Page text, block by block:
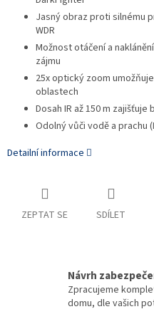
Jasný obraz proti silnému
WDR
Možnost otáčení a
zájmu
25x optický zoom
oblastech
Dosah IR až 150 m
Odolný vůči vodě a prachu
Detailní informace
ZEPTAT SE SDÍLET
Návrh
Zpracujeme
domu, dle vašich